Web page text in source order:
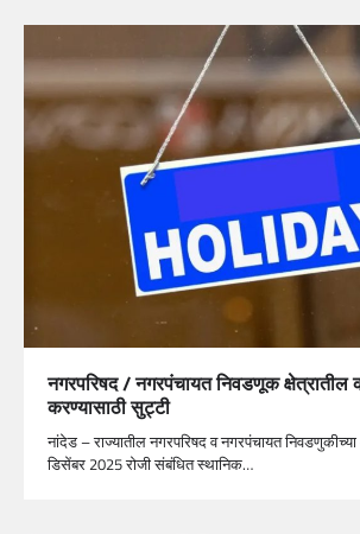
नगरपरिषद / नगरपंचायत निवडणूक क्षेत्रातील
करण्यासाठी सुट्टी
नांदेड – राज्यातील नगरपरिषद व नगरपंचायत
डिसेंबर 2025 रोजी संबंधित स्थानिक…